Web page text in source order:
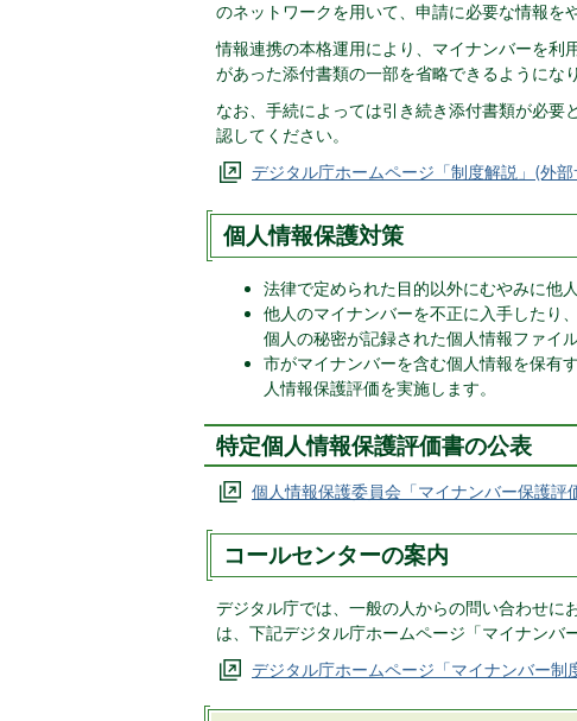
のネットワークを用いて、申請に必要な情報を
情報連携の本格運用により、マイナンバーを利
があった添付書類の一部を省略できるようにな
なお、手続によっては引き続き添付書類が必
認してください。
デジタル庁ホームページ「制度解説」(外
個人情報保護対策
法律で定められた目的以外にむやみに他
他人のマイナンバーを不正に入手したり
個人の秘密が記録された個人情報ファイ
市がマイナンバーを含む個人情報を保有
人情報保護評価を実施します。
特定個人情報保護評価書の公表
個人情報保護委員会「マイナンバー保護
コールセンターの案内
デジタル庁では、一般の人からの問い合わせに
は、下記デジタル庁ホームページ「マイナンバ
デジタル庁ホームページ「マイナンバー